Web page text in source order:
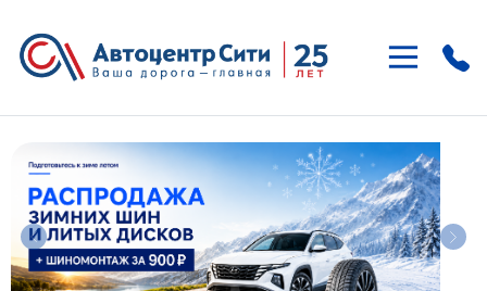
+7 (495)937-21-41
м. «Улица 1905 года»
ул. Антонова-Овсеенко 15-1
+7 (495)121-46-85
м. «Домодедовская»